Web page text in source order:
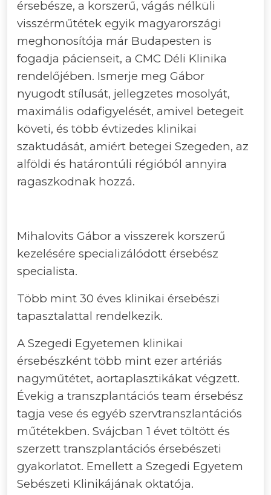
érsebésze, a korszerű, vágás nélküli
visszérműtétek egyik magyarországi
meghonosítója már Budapesten is
fogadja pácienseit, a CMC Déli Klinika
rendelőjében. Ismerje meg Gábor
nyugodt stílusát, jellegzetes mosolyát,
maximális odafigyelését, amivel betegeit
követi, és több évtizedes klinikai
szaktudását, amiért betegei Szegeden, az
alföldi és határontúli régióból annyira
ragaszkodnak hozzá.
Mihalovits Gábor a visszerek korszerű
kezelésére specializálódott érsebész
specialista.
Több mint 30 éves klinikai érsebészi
tapasztalattal rendelkezik.
A Szegedi Egyetemen klinikai
érsebészként több mint ezer artériás
nagyműtétet, aortaplasztikákat végzett.
Évekig a transzplantációs team érsebész
tagja vese és egyéb szervtranszlantációs
műtétekben. Svájcban 1 évet töltött és
szerzett transzplantációs érsebészeti
gyakorlatot. Emellett a Szegedi Egyetem
Sebészeti Klinikájának oktatója.